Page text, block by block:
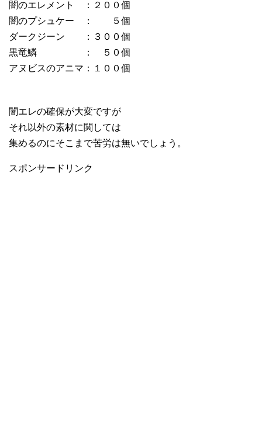
闇のエレメント ：２００個
闇のプシュケー ： ５個
ダークジーン ：３００個
黒竜鱗 ： ５０個
アヌビスのアニマ：１００個
闇エレの確保が大変ですが
それ以外の素材に関しては
集めるのにそこまで苦労は無いでしょう。
スポンサードリンク